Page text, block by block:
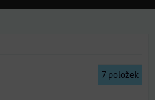
7 položek